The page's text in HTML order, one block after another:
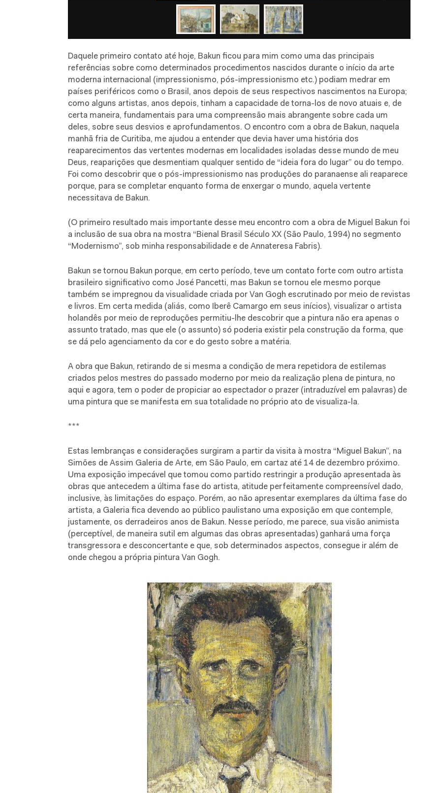
Daquele primeiro contato até hoje, Bakun ficou para mim como uma das principais
referências sobre como determinados procedimentos nascidos durante o início da arte
moderna internacional (impressionismo, pós-impressionismo etc.) podiam medrar em
países periféricos como o Brasil, anos depois de seus respectivos nascimentos na Europa;
como alguns artistas, anos depois, tinham a capacidade de torna-los de novo atuais e, de
certa maneira, fundamentais para uma compreensão mais abrangente sobre cada um
deles, sobre seus desvios e aprofundamentos. O encontro com a obra de Bakun, naquela
manhã fria de Curitiba, me ajudou a entender que devia haver uma história dos
reaparecimentos das vertentes modernas em localidades isoladas desse mundo de meu
Deus, reaparições que desmentiam qualquer sentido de “ideia fora do lugar” ou do tempo.
Foi como descobrir que o pós-impressionismo nas produções do paranaense ali reaparece
porque, para se completar enquanto forma de enxergar o mundo, aquela vertente
necessitava de Bakun.
(O primeiro resultado mais importante desse meu encontro com a obra de Miguel Bakun foi
a inclusão de sua obra na mostra “Bienal Brasil Século XX (São Paulo, 1994) no segmento
“Modernismo”, sob minha responsabilidade e de Annateresa Fabris).
Bakun se tornou Bakun porque, em certo período, teve um contato forte com outro artista
brasileiro significativo como José Pancetti, mas Bakun se tornou ele mesmo porque
também se impregnou da visualidade criada por Van Gogh escrutinado por meio de revistas
e livros. Em certa medida (aliás, como Iberê Camargo em seus inícios), visualizar o artista
holandês por meio de reproduções permitiu-lhe descobrir que a pintura não era apenas o
assunto tratado, mas que ele (o assunto) só poderia existir pela construção da forma, que
se dá pelo agenciamento da cor e do gesto sobre a matéria.
A obra que Bakun, retirando de si mesma a condição de mera repetidora de estilemas
criados pelos mestres do passado moderno por meio da realização plena de pintura, no
aqui e agora, tem o poder de propiciar ao espectador o prazer (intraduzível em palavras) de
uma pintura que se manifesta em sua totalidade no próprio ato de visualiza-la.
***
Estas lembranças e considerações surgiram a partir da visita à mostra “Miguel Bakun”, na
Simões de Assim Galeria de Arte, em São Paulo, em cartaz até 14 de dezembro próximo.
Uma exposição impecável que tomou como partido restringir a produção apresentada às
obras que antecedem a última fase do artista, atitude perfeitamente compreensível dado,
inclusive, às limitações do espaço. Porém, ao não apresentar exemplares da última fase do
artista, a Galeria fica devendo ao público paulistano uma exposição em que contemple,
justamente, os derradeiros anos de Bakun. Nesse período, me parece, sua visão animista
(perceptível, de maneira sutil em algumas das obras apresentadas) ganhará uma força
transgressora e desconcertante e que, sob determinados aspectos, consegue ir além de
onde chegou a própria pintura Van Gogh.